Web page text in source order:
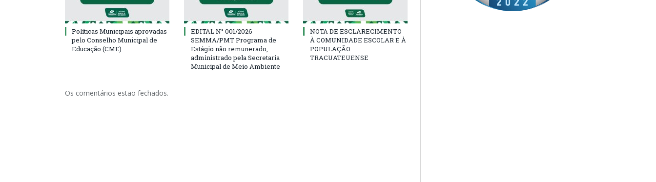
Políticas Municipais aprovadas
pelo Conselho Municipal de
Educação (CME)
EDITAL N° 001/2026
SEMMA/PMT Programa de
Estágio não remunerado,
administrado pela Secretaria
Municipal de Meio Ambiente
NOTA DE ESCLARECIMENTO
À COMUNIDADE ESCOLAR E À
POPULAÇÃO
TRACUATEUENSE
Os comentários estão fechados.